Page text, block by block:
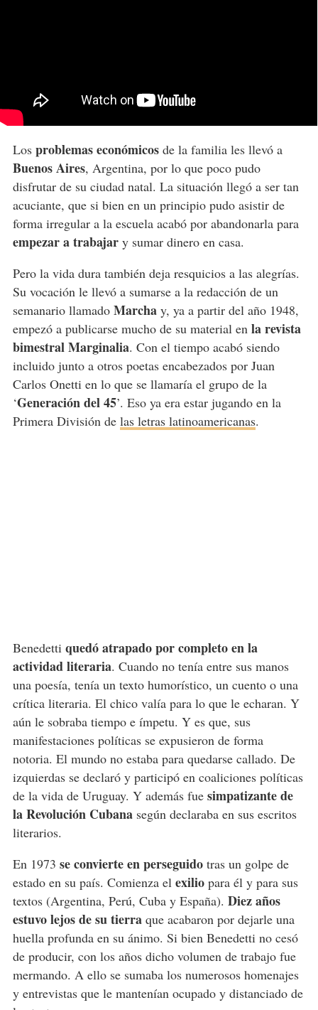
Los problemas económicosde la familia les llevó a
Buenos Aires, Argentina, por lo que poco pudo
disfrutar de su ciudad natal. La situación llegó a ser tan
acuciante, que si bien en un principio pudo asistir de
forma irregular a la escuela acabó por abandonarla para
empezar a trabajary sumar dinero en casa.
Pero la vida dura también deja resquicios a las alegrías.
Su vocación le llevó a sumarse a la redacción de un
semanario llamado Marchay, ya a partir del año 1948,
empezó a publicarse mucho de su material en la revista
bimestral Marginalia. Con el tiempo acabó siendo
incluido junto a otros poetas encabezados por Juan
Carlos Onetti en lo que se llamaría el grupo de la
‘Generación del 45’. Eso ya era estar jugando en la
Primera División de las letras latinoamericanas.
Benedetti quedó atrapado por completo en la
actividad literaria. Cuando no tenía entre sus manos
una poesía, tenía un texto humorístico, un cuento o una
crítica literaria. El chico valía para lo que le echaran. Y
aún le sobraba tiempo e ímpetu. Y es que, sus
manifestaciones políticas se expusieron de forma
notoria. El mundo no estaba para quedarse callado. De
izquierdas se declaró y participó en coaliciones políticas
de la vida de Uruguay. Y además fue simpatizante de
la Revolución Cubanasegún declaraba en sus escritos
literarios.
En 1973 se convierte en perseguidotras un golpe de
estado en su país. Comienza el exiliopara él y para sus
textos (Argentina, Perú, Cuba y España). Diez años
estuvo lejos de su tierraque acabaron por dejarle una
huella profunda en su ánimo. Si bien Benedetti no cesó
de producir, con los años dicho volumen de trabajo fue
mermando. A ello se sumaba los numerosos homenajes
y entrevistas que le mantenían ocupado y distanciado de